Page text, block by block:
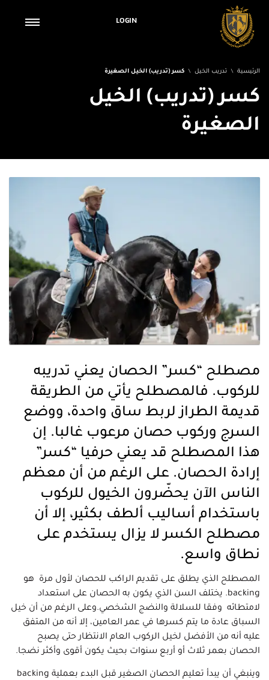
LOGIN
الرئيسية تدريب الخيل كسر (تدريب) الخيل الصغيرة
كسر (تدريب) الخيل
الصغيرة
مصطلح “كسر” الحصان يعني تدريبه
للركوب. فالمصطلح يأتي من الطريقة
قديمة الطراز لربط ساق واحدة، ووضع
السرج وركوب حصان مرعوب غالبا. إن
هذا المصطلح قد يعني حرفيا “كسر”
إرادة الحصان. على الرغم من أن معظم
الناس الآن يحضّرون الخيول للركوب
باستخدام أساليب ألطف بكثير، إلا أن
مصطلح الكسر لا يزال يستخدم على
نطاق واسع.
المصطلح الذي يطلق على تقديم الراكب للحصان لأول مرة هو
backing. يختلف السن الذي يكون به الحصان على استعداد
لامتطائه وفقا للسلالة والنضج الشخصي.وعلى الرغم من أن خيل
السباق عادة ما يتم كسرها في عمر العامين، إلا أنه من المتفق
عليه أنه من الأفضل لخيل الركوب العام الانتظار حتى يصبح
الحصان بعمر ثلاث أو أربع سنوات بحيث يكون أقوى وأكثر نضجا.
وينبغي أن يبدأ تعليم الحصان الصغير قبل البدء بعملية backing